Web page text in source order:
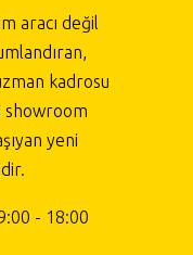
aracı değil
kadrosu
showroom
yeni
- 18:00